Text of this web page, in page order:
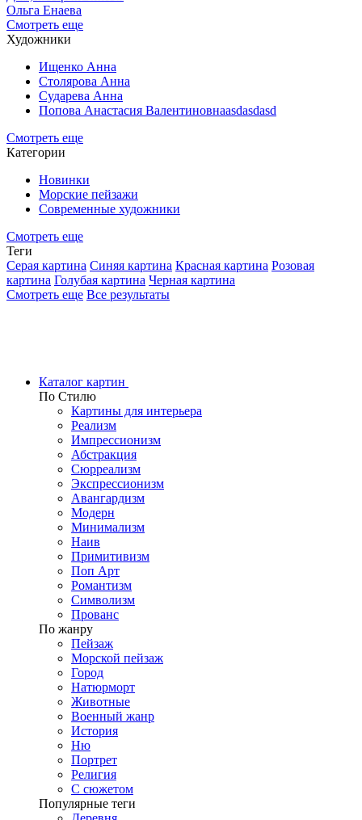
Ольга Енаева
Смотреть еще
Художники
Ищенко Анна
Столярова Анна
Сударева Анна
Попова Анастасия Валентиновнаasdasdasd
Смотреть еще
Категории
Новинки
Морские пейзажи
Современные художники
Смотреть еще
Теги
Серая картина Синяя картина Красная картина Розовая
картина Голубая картина Черная картина
Смотреть еще Все результаты
Каталог картин
По Стилю
Картины для интерьера
Реализм
Импрессионизм
Абстракция
Сюрреализм
Экспрессионизм
Авангардизм
Модерн
Минимализм
Наив
Примитивизм
Поп Арт
Романтизм
Символизм
Прованс
По жанру
Пейзаж
Морской пейзаж
Город
Натюрморт
Животные
Военный жанр
История
Ню
Портрет
Религия
С сюжетом
Популярные теги